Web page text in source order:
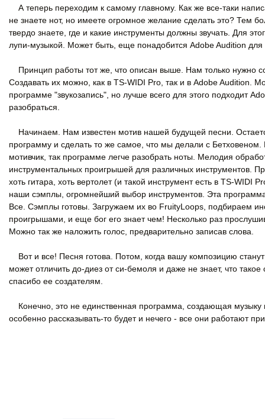
А теперь переходим к самому главному. Как же все-таки
не знаете нот, но имеете огромное желание сделать это? Тем
твердо знаете, где и какие инструменты должны звучать. Для
лупи-музыкой. Может быть, еще понадобится Adobe Audition
Принцип работы тот же, что описан выше. Нам только нужно
Создавать их можно, как в TS-WIDI Pro, так и в Adobe Audition.
программе "звукозапись", но лучше всего для этого подходит
разобраться.
Начинаем. Нам известен мотив нашей будущей песни.
программу и сделать то же самое, что мы делали с
мотивчик, так программе легче разобрать ноты. Мелодия
инструментальных проигрышей для различных инструментов.
хоть гитара, хоть вертолет (и такой инструмент есть в TS-
наши сэмплы, огромнейший выбор инструментов. Эта
Все. Сэмплы готовы. Загружаем их во FruityLoops, подбираем
проигрышами, и еще бог его знает чем! Несколько раз
Можно так же наложить голос, предварительно записав слова.
Вот и все! Песня готова. Потом, когда вашу композицию
может отличить до-диез от си-бемоля и даже не знает, что
спасибо ее создателям.
Конечно, это не единственная программа, создающая
особенно рассказывать-то будет и нечего - все они работают